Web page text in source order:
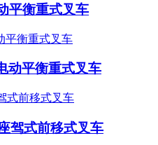
平衡重式叉车
动平衡重式叉车
驾式前移式叉车